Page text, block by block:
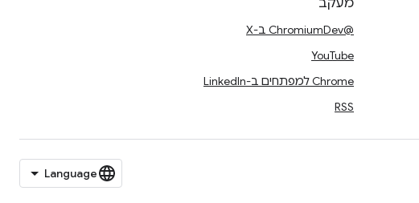
מעקב
@ChromiumDev ב-X
YouTube
Chrome למפתחים ב-LinkedIn
RSS